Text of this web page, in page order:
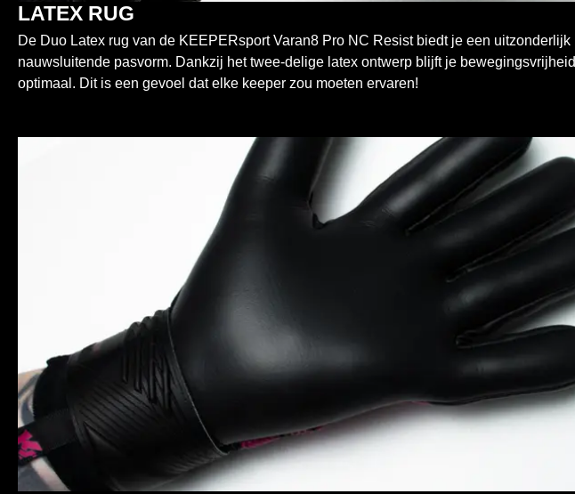
LATEX RUG
De Duo Latex rug van de KEEPERsport Varan8 Pro NC Resist biedt je een uitzonderlijk
nauwsluitende pasvorm. Dankzij het twee-delige latex ontwerp blijft je bewegingsvrijheid
optimaal. Dit is een gevoel dat elke keeper zou moeten ervaren!